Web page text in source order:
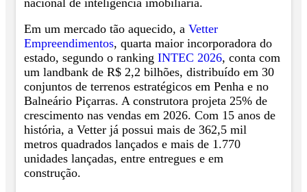
Em um mercado tão aquecido, a Vetter
Empreendimentos, quarta maior incorporadora do
estado, segundo o ranking INTEC 2026, conta com
um landbank de R$ 2,2 bilhões, distribuído em 30
conjuntos de terrenos estratégicos em Penha e no
Balneário Piçarras. A construtora projeta 25% de
crescimento nas vendas em 2026. Com 15 anos de
história, a Vetter já possui mais de 362,5 mil
metros quadrados lançados e mais de 1.770
unidades lançadas, entre entregues e em
construção.